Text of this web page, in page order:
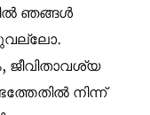
ഞങ്ങൾ
ജീവിതാവശ്യ
നിന്ന്